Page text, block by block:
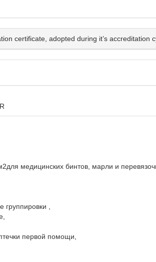
certificate, adopted during it’s accreditation
медицинских бинтов, марли и
группировки ,
первой помощи,